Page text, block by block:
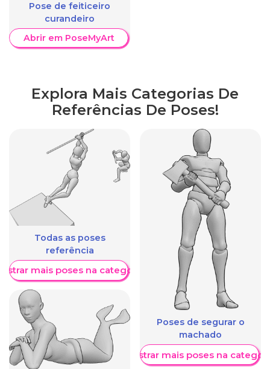
Pose de feiticeiro
curandeiro
Abrir em PoseMyArt
Explora Mais Categorias De
Referências De Poses!
Todas as poses
referência
mais poses na categoria
Poses de segurar o
machado
Mostrar mais poses na